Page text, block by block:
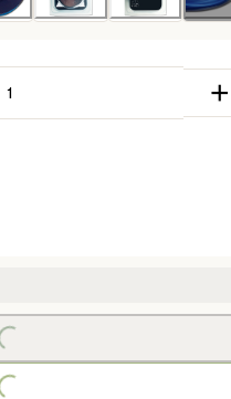
+
€ 6,97